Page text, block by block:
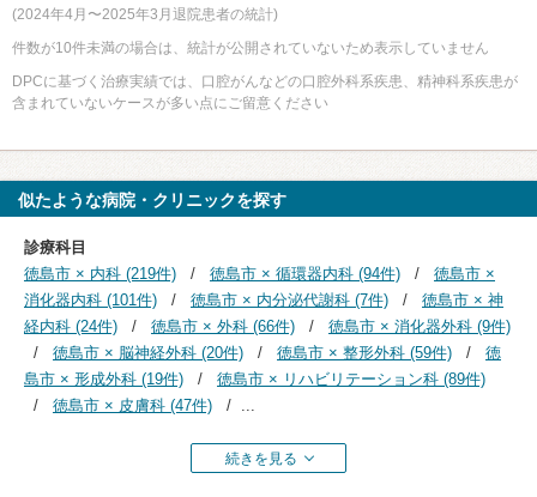
(2024年4月〜2025年3月退院患者の統計)
件数が10件未満の場合は、統計が公開されていないため表示していません
DPCに基づく治療実績では、口腔がんなどの口腔外科系疾患、精神科系疾患が
含まれていないケースが多い点にご留意ください
似たような病院・クリニックを探す
診療科目
徳島市 × 内科 (219件)
徳島市 × 循環器内科 (94件)
徳島市 ×
消化器内科 (101件)
徳島市 × 内分泌代謝科 (7件)
徳島市 × 神
経内科 (24件)
徳島市 × 外科 (66件)
徳島市 × 消化器外科 (9件)
徳島市 × 脳神経外科 (20件)
徳島市 × 整形外科 (59件)
徳
島市 × 形成外科 (19件)
徳島市 × リハビリテーション科 (89件)
徳島市 × 皮膚科 (47件)
続きを見る